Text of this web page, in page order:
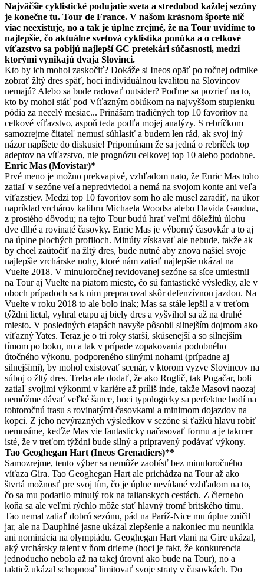
Najväčšie cyklistické podujatie sveta a stredobod každej sezóny
je konečne tu. Tour de France. V našom krásnom športe nič
viac neexistuje, no a tak je úplne zrejmé, že na Tour uvidíme to
najlepšie, čo aktuálne svetová cyklistika ponúka a o celkové
víťazstvo sa pobijú najlepší GC pretekári súčasnosti, medzi
ktorými vynikajú dvaja Slovinci.
Kto by ich mohol zaskočiť? Dokáže si Ineos opäť po ročnej odmlke
zobrať žltý dres späť, hoci individuálnou kvalitou na Slovincov
nemajú? Alebo sa bude radovať outsider? Poďme sa pozrieť na to,
kto by mohol stáť pod Víťazným oblúkom na najvyššom stupienku
pódia za necelý mesiac... Prinášam tradičných top 10 favoritov na
celkové víťazstvo, aspoň teda podľa mojej analýzy. S rebríčkom
samozrejme čitateľ nemusí súhlasiť a budem len rád, ak svoj iný
názor napíšete do diskusie! Pripomínam že sa jedná o rebríček top
adeptov na víťazstvo, nie prognózu celkovej top 10 alebo podobne.
Enric Mas (Movistar)*
Prvé meno je možno prekvapivé, vzhľadom nato, že Enric Mas toho
zatiaľ v sezóne veľa nepredviedol a nemá na svojom konte ani veľa
víťazstiev. Medzi top 10 favoritov som ho ale musel zaradiť, na úkor
napríklad vrchárov kalibru Michaela Woodsa alebo Davida Gaudua,
z prostého dôvodu; na tejto Tour budú hrať veľmi dôležitú úlohu
dve dlhé a rovinaté časovky. Enric Mas je výborný časovkár a to aj
na úplne plochých profiloch. Minúty získavať ale nebude, takže ak
by chcel zaútočiť na žltý dres, bude nutné aby znova našiel svoje
najlepšie vrchárske nohy, ktoré nám zatiaľ najlepšie ukázal na
Vuelte 2018. V minuloročnej revidovanej sezóne sa síce umiestnil
na Tour aj Vuelte na piatom mieste, čo sú fantastické výsledky, ale v
oboch prípadoch sa k nim prepracoval skôr defenzívnou jazdou. Na
Vuelte v roku 2018 to ale bolo inak; Mas sa stále lepšil a v treťom
týždni lietal, vyhral etapu aj biely dres a vyšvihol sa až na druhé
miesto. V posledných etapách navyše pôsobil silnejším dojmom ako
víťazný Yates. Teraz je o tri roky starší, skúsenejší a so silnejším
tímom po boku, no a tak v prípade zopakovania podobného
útočného výkonu, podporeného silnými nohami (prípadne aj
silnejšími), by mohol existovať scenár, v ktorom vyzve Slovincov na
súboj o žltý dres. Treba ale dodať, že ako Roglič, tak Pogačar, boli
zatiaľ svojimi výkonmi v kariére až príliš inde, takže Masovi naozaj
nemôžme dávať veľké šance, hoci typologicky sa perfektne hodí na
tohtoročnú trasu s rovinatými časovkami a minimom dojazdov na
kopci. Z jeho nevýrazných výsledkov v sezóne si ťažkú hlavu robiť
nemusíme, keďže Mas vie fantasticky načasovať formu a je takmer
isté, že v treťom týždni bude silný a pripravený podávať výkony.
Tao Geoghegan Hart (Ineos Grenadiers)**
Samozrejme, tento výber sa nemôže zaobísť bez minuloročného
víťaza Gira. Tao Geoghegan Hart ale prichádza na Tour až ako
štvrtá možnosť pre svoj tím, čo je úplne nevídané vzhľadom na to,
čo sa mu podarilo minulý rok na talianskych cestách. Z čierneho
koňa sa ale veľmi rýchlo môže stať hlavný tromf britského tímu.
Tao nemal zatiaľ dobrú sezónu, pád na Paríž-Nice mu úplne zničil
jar, ale na Dauphiné jasne ukázal zlepšenie a nakoniec mu neunikla
ani nominácia na olympiádu. Geoghegan Hart vlani na Gire ukázal,
aký vrchársky talent v ňom drieme (hoci je fakt, že konkurencia
jednoducho nebola až na takej úrovni ako bude na Tour), no a
taktiež ukázal schopnosť limitovať svoje straty v časovkách. Do